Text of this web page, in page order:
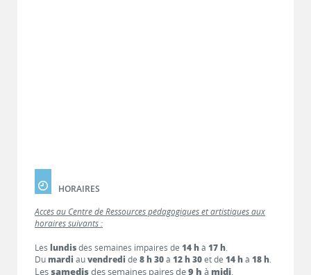
HORAIRES
Accès au Centre de Ressources pédagogiques et artistiques aux
horaires suivants :
Les lundisdes semaines impaires de 14 hà 17 h.
Dumardi auvendredi de 8 h 30à 12 h 30et de 14 hà 18 h.
Lessamedisdes semaines paires de9 h à midi.